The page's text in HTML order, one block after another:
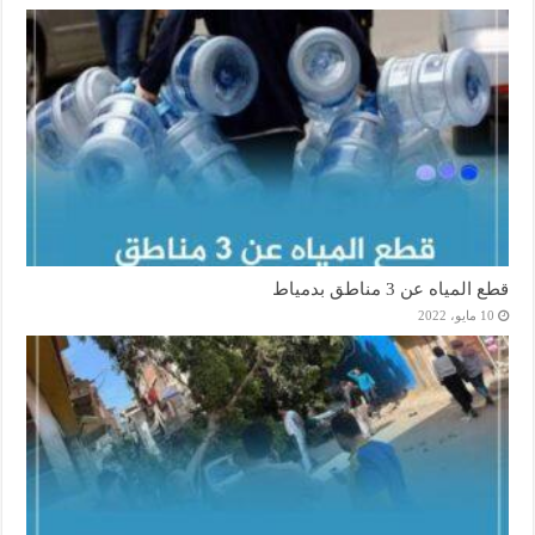
قطع المياه عن 3 مناطق بدمياط
10 مايو، 2022